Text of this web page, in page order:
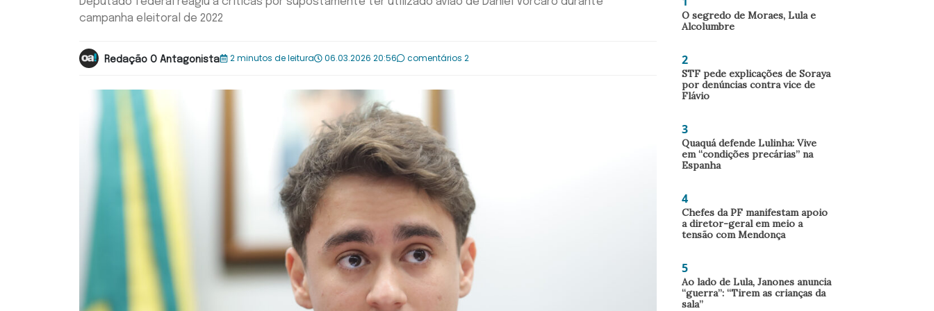
campanha eleitoral de 2022
Redação O Antagonista 2 minutos de leitura 06.03.2026 20:56 comentários 2
O segredo de Moraes, Lula e
Alcolumbre
2
STF pede explicações de Soraya
por denúncias contra vice de
Flávio
3
Quaquá defende Lulinha: Vive
em “condições precárias” na
Espanha
4
Chefes da PF manifestam apoio
a diretor-geral em meio a
tensão com Mendonça
5
Ao lado de Lula, Janones anuncia
“guerra”: “Tirem as crianças da
sala”